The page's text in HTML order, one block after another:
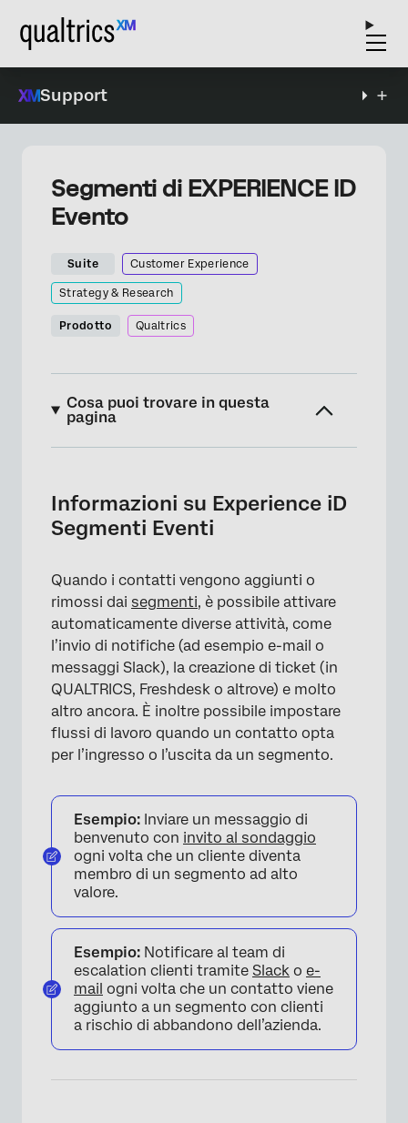
Support
Segmenti di EXPERIENCE ID
Evento
Suite Customer Experience
Strategy & Research
Prodotto Qualtrics
Cosa puoi trovare in questa
pagina
Creazione di un segmento
Experience ID
Fase 2: Aggiunta di un’attività per i contatti
della Directory XM di Load XM
Fase 3: Aggiunta di condizioni al flusso di
lavoro
Fase 4: completamento del Flusso di lavoro
Informazioni su Experience iD
Segmenti Eventi
Quando i contatti vengono aggiunti o
rimossi dai segmenti, è possibile attivare
automaticamente diverse attività, come
l’invio di notifiche (ad esempio e-mail o
messaggi Slack), la creazione di ticket (in
QUALTRICS, Freshdesk o altrove) e molto
altro ancora. È inoltre possibile impostare
flussi di lavoro quando un contatto opta
per l’ingresso o l’uscita da un segmento.
Esempio: Inviare un messaggio di
benvenuto con invito al sondaggio
ogni volta che un cliente diventa
membro di un segmento ad alto
valore.
Esempio: Notificare al team di
escalation clienti tramite Slack o e-
mail ogni volta che un contatto viene
aggiunto a un segmento con clienti
a rischio di abbandono dell’azienda.